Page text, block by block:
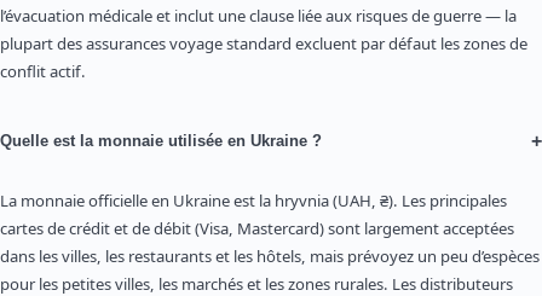
l’évacuation médicale et inclut une clause liée aux risques de guerre — la
plupart des assurances voyage standard excluent par défaut les zones de
conflit actif.
Quelle est la monnaie utilisée en Ukraine ? +
La monnaie officielle en Ukraine est la hryvnia (UAH, ₴). Les principales
cartes de crédit et de débit (Visa, Mastercard) sont largement acceptées
dans les villes, les restaurants et les hôtels, mais prévoyez un peu d’espèces
pour les petites villes, les marchés et les zones rurales. Les distributeurs